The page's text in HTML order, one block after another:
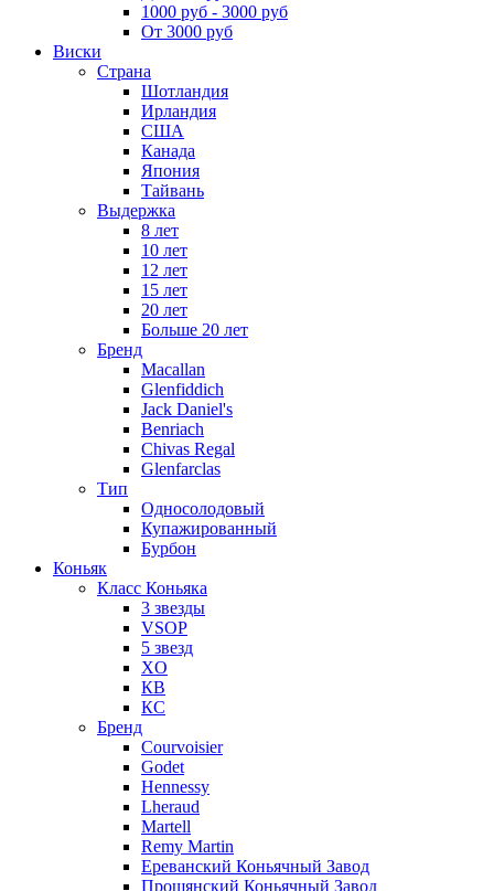
1000 руб - 3000 руб
От 3000 руб
Виски
Страна
Шотландия
Ирландия
США
Канада
Япония
Тайвань
Выдержка
8 лет
10 лет
12 лет
15 лет
20 лет
Больше 20 лет
Бренд
Macallan
Glenfiddich
Jack Daniel's
Benriach
Chivas Regal
Glenfarclas
Тип
Односолодовый
Купажированный
Бурбон
Коньяк
Класс Коньяка
3 звезды
VSOP
5 звезд
XO
КВ
КС
Бренд
Courvoisier
Godet
Hennessy
Lheraud
Martell
Remy Martin
Ереванский Коньячный Завод
Прошянский Коньячный Завод